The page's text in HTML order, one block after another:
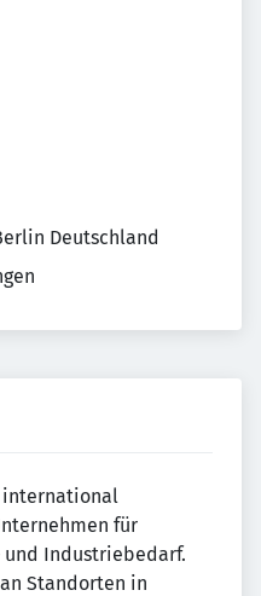
Deutschland
international
für
und Industriebedarf.
Standorten in